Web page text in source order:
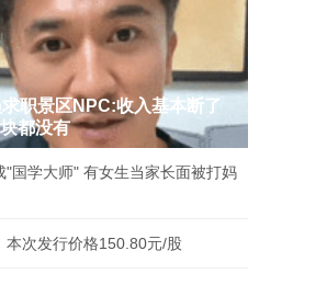
职景区NPC:收入基本断了
都没有
"国学大师" 有女生当家长面被打妈
本次发行价格150.80元/股